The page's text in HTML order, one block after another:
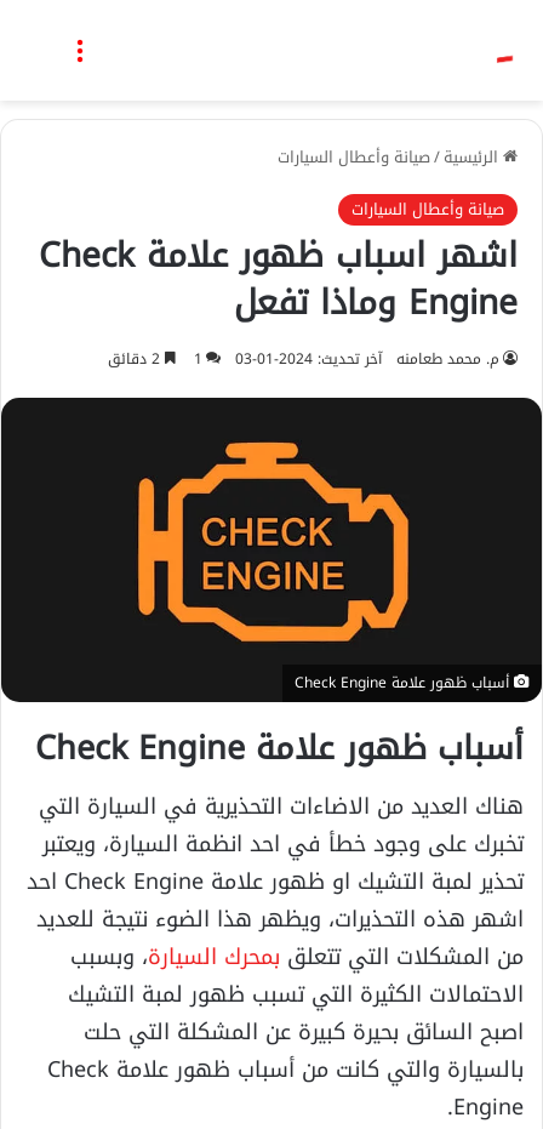
بحث عن
الرئيسية/صيانة وأعطال السيارات
صيانة وأعطال السيارات
اشهر اسباب ظهور علامة Check
Engine وماذا تفعل
م. محمد طعامنه آخر تحديث: 2024-01-03 1
أسباب ظهور علامة Check Engine
أسباب ظهور علامة Check Engine
هناك العديد من الاضاءات التحذيرية في السيارة التي
تخبرك على وجود خطأ في احد انظمة السيارة، ويعتبر
تحذير لمبة التشيك او ظهور علامة Check Engine احد
اشهر هذه التحذيرات، ويظهر هذا الضوء نتيجة للعديد
من المشكلات التي تتعلق بمحرك السيارة، وبسبب
الاحتمالات الكثيرة التي تسبب ظهور لمبة التشيك
اصبح السائق بحيرة كبيرة عن المشكلة التي حلت
بالسيارة والتي كانت من أسباب ظهور علامة Check
Engine.